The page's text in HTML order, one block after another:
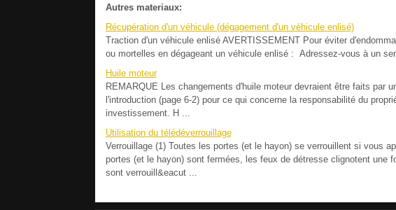
Autres materiaux:
Récupération d'un véhicule (dégagement d'un véhicule enlisé)
Traction d'un véhicule enlisé AVERTISSEMENT Pour éviter
ou mortelles en dégageant un véhicule enlisé : Adressez-vous à un
Huile moteur
REMARQUE Les changements d'huile moteur devraient être faits par
l'introduction (page 6-2) pour ce qui concerne la responsabilité du
investissement. H ...
Utilisation du télédéverrouillage
Verrouillage (1) Toutes les portes (et le hayon) se verrouillent si vous
portes (et le hayon) sont fermées, les feux de détresse clignotent une
sont verrouill&eacut ...